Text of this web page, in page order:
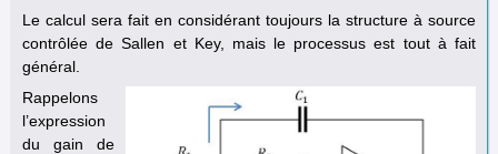
Le calcul sera fait en considérant toujours la structure à source
contrôlée de Sallen et Key, mais le processus est tout à fait
général.
Rappelons
l’expression
du gain de